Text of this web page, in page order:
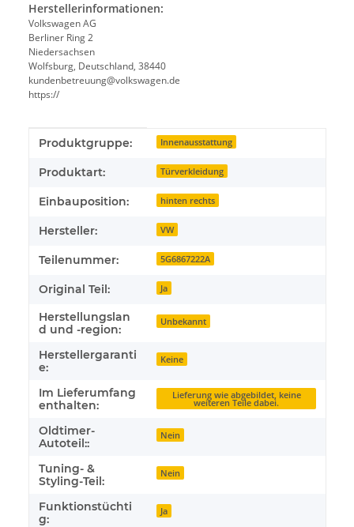
Herstellerinformationen:
Volkswagen AG
Berliner Ring 2
Niedersachsen
Wolfsburg, Deutschland, 38440
kundenbetreuung@volkswagen.de
https://
Produkteigenschaft
Wert
Produktgruppe: Innenausstattung
Produktart: Türverkleidung
Einbauposition: hinten rechts
Hersteller: VW
Teilenummer: 5G6867222A
Original Teil: Ja
Herstellungslan
d und -region:
Unbekannt
Herstellergaranti
e:
Keine
Im Lieferumfang
enthalten:
Lieferung wie abgebildet, keine
weiteren Teile dabei.
Oldtimer-
Autoteil::
Nein
Tuning- &
Styling-Teil:
Nein
Funktionstüchti
g:
Ja